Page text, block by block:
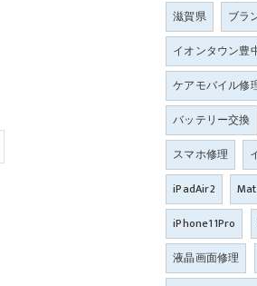
滋賀県
ブラ
イオンタウン豊
ケアモバイル修
バッテリー交換
スマホ修理
iPadAir2
iPhone11Pro
液晶画面修理